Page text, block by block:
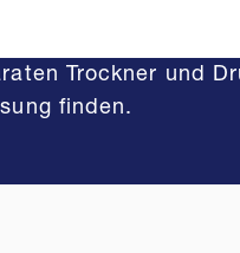
Trockner und
finden.